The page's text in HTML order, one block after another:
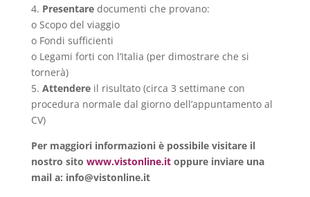
4. Presentaredocumenti che provano:
o Scopo del viaggio
o Fondi sufficienti
o Legami forti con l’Italia (per dimostrare che si
tornerà)
5. Attendereil risultato (circa 3 settimane con
procedura normale dal giorno dell’appuntamento al
CV)
Per maggiori informazioni è possibile visitare il
nostro sito www.vistonline.itoppure inviare una
mail a: info@vistonline.it